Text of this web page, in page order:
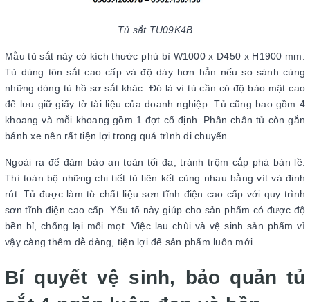
Tủ sắt TU09K4B
Mẫu tủ sắt này có kích thước phủ bì W1000 x D450 x H1900 mm.
Tủ dùng tôn sắt cao cấp và độ dày hơn hẳn nếu so sánh cùng
những dòng tủ hồ sơ sắt khác. Đó là vì tủ cần có độ bảo mật cao
để lưu giữ giấy tờ tài liệu của doanh nghiệp. Tủ cũng bao gồm 4
khoang và mỗi khoang gồm 1 đợt cố định. Phần chân tủ còn gắn
bánh xe nên rất tiện lợi trong quá trình di chuyển.
Ngoài ra để đảm bảo an toàn tối đa, tránh trộm cắp phá bản lề.
Thì toàn bộ những chi tiết tủ liên kết cùng nhau bằng vít và đinh
rút. Tủ được làm từ chất liệu sơn tĩnh điện cao cấp với quy trình
sơn tĩnh điện cao cấp. Yếu tố này giúp cho sản phẩm có được độ
bền bỉ, chống lại mối mọt. Việc lau chùi và vệ sinh sản phẩm vì
vậy càng thêm dễ dàng, tiện lợi để sản phẩm luôn mới.
Bí quyết vệ sinh, bảo quản tủ